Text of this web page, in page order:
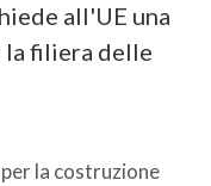
all'UE una
la filiera delle
per la costruzione